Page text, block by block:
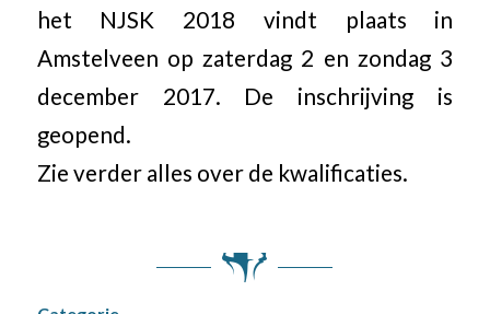
het NJSK 2018 vindt plaats in
Amstelveen op zaterdag 2 en zondag 3
december 2017. De inschrijving is
geopend.
Zie verder alles over de kwalificaties.